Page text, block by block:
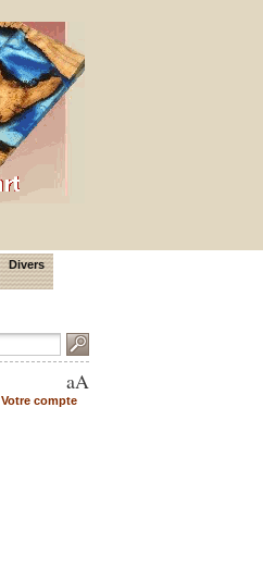
Divers
aA
Votre compte